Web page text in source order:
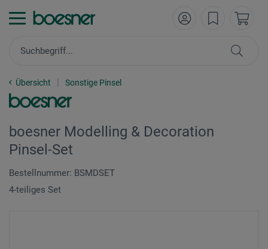
Übersicht Sonstige Pinsel
boesner Modelling & Decoration
Pinsel-Set
Bestellnummer: BSMDSET
4-teiliges Set